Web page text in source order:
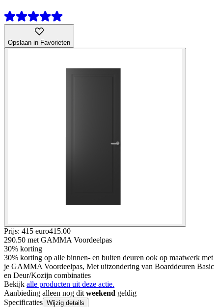
Opslaan in Favorieten
Prijs: 415 euro415.00
290.50 met GAMMA Voordeelpas
30% korting
30% korting op alle binnen- en buiten deuren ook op maatwerk met
je GAMMA Voordeelpas, Met uitzondering van Boarddeuren Basic
en Deur/Kozijn combinaties
Bekijk alle producten uit deze actie.
Aanbieding alleen nog dit weekend geldig
Specificaties Wijzig details